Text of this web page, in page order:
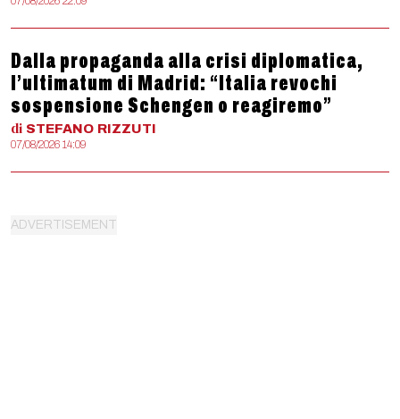
Dalla propaganda alla crisi diplomatica,
l’ultimatum di Madrid: “Italia revochi
sospensione Schengen o reagiremo”
di STEFANO RIZZUTI
07/08/2026 14:09